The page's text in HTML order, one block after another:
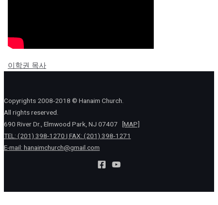
이학권 목사
Copyrights 2008-2018 © Hanaim Church.
All rights reserved.
690 River Dr., Elmwood Park, NJ 07407
[MAP]
TEL: (201) 398-1270 | FAX: (201) 398-1271
E-mail: hanaimchurch@gmail.com